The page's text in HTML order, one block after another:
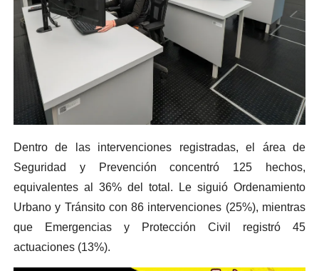
Dentro de las intervenciones registradas, el área de
Seguridad y Prevención concentró 125 hechos,
equivalentes al 36% del total. Le siguió Ordenamiento
Urbano y Tránsito con 86 intervenciones (25%), mientras
que Emergencias y Protección Civil registró 45
actuaciones (13%).